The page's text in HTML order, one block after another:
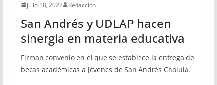
julio 18, 2022 Redacción
San Andrés y UDLAP hacen
sinergia en materia educativa
Firman convenio en el que se establece la entrega de
becas académicas a jóvenes de San Andrés Cholula.